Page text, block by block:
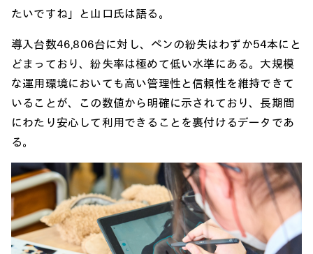
たいですね」と山口氏は語る。
導入台数46,806台に対し、ペンの紛失はわずか54本にと
どまっており、紛失率は極めて低い水準にある。大規模
な運用環境においても高い管理性と信頼性を維持できて
いることが、この数値から明確に示されており、長期間
にわたり安心して利用できることを裏付けるデータであ
る。